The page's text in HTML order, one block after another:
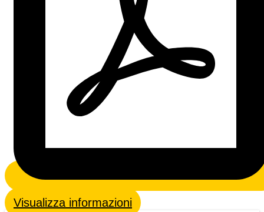
Visualizza informazioni